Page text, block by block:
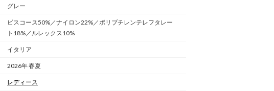
グレー
ビスコース50%／ナイロン22%／ポリブチレンテレフタレー
ト18%／ルレックス10%
イタリア
2026年 春夏
レディース